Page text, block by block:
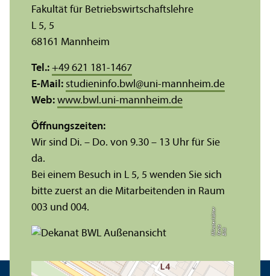
Bil
d:
X
e
ni
aM
ü
n
s
te
r
k
ö
t
t
e
r
Fakultät für Betriebs­wirtschafts­lehre
L 5, 5
68161 Mannheim
Tel.: +49 621 181-1467
E-Mail: studieninfo.bwl @uni-mannheim.de
Web: www.bwl.uni-mannheim.de
Öffnungs­zeiten:
Wir sind Di. – Do. von 9.30 – 13 Uhr für Sie
da.
Bei einem Besuch in L 5, 5 wenden Sie sich
bitte zuerst an die Mitarbeitenden in Raum
003 und 004.